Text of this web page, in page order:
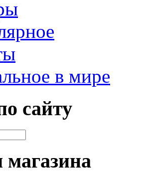
в мире
сайту